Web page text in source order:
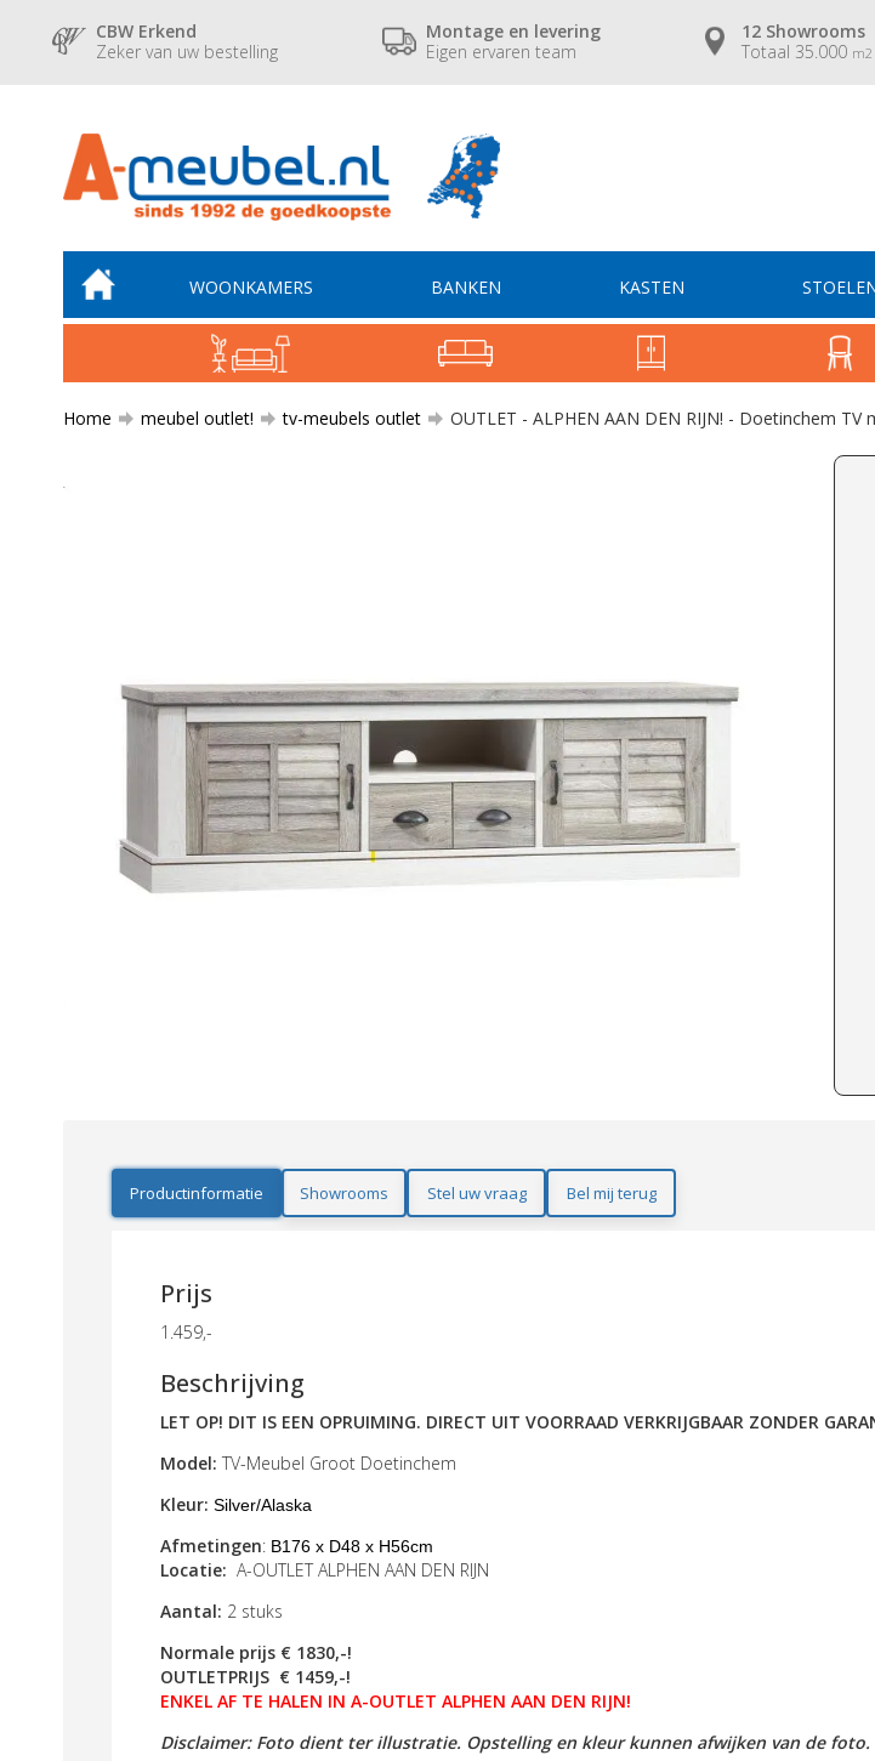
CBW Erkend
Zeker van uw bestelling
Montage en levering
Eigen ervaren team
12 Showrooms
Totaal 35.000 m2
WOONKAMERS BANKEN KASTEN
Home meubel outlet! tv-meubels outlet OUTLET - ALPHEN AAN DEN RIJN! - Doetinchem TV
Productinformatie Showrooms Stel uw vraag Bel mij terug
Prijs
1.459,-
Beschrijving
LET OP! DIT IS EEN OPRUIMING. DIRECT UIT VOORRAAD VERKRIJGBAAR ZONDER
Model: TV-Meubel Groot Doetinchem
Kleur: Silver/Alaska
Afmetingen: B176 x D48 x H56cm
Locatie: A-OUTLET ALPHEN AAN DEN RIJN
Aantal: 2 stuks
Normale prijs € 1830,-!
OUTLETPRIJS € 1459,-!
ENKEL AF TE HALEN IN A-OUTLET ALPHEN AAN DEN RIJN!
Disclaimer: Foto dient ter illustratie. Opstelling en kleur kunnen afwijken van de foto.